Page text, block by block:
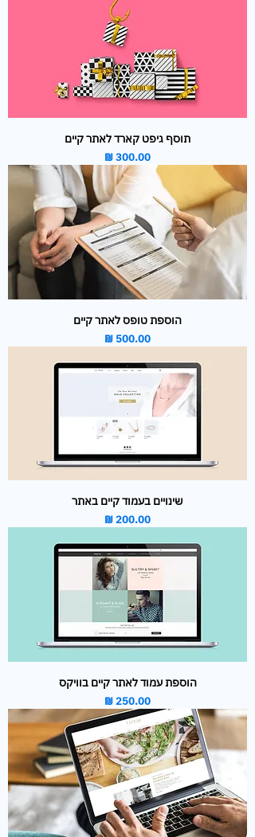
תוסף גיפט קארד לאתר קיים
מחיר
הוספת טופס לאתר קיים
מחיר
שינויים בעמוד קיים באתר
מחיר
הוספת עמוד לאתר קיים בוויקס
מחיר